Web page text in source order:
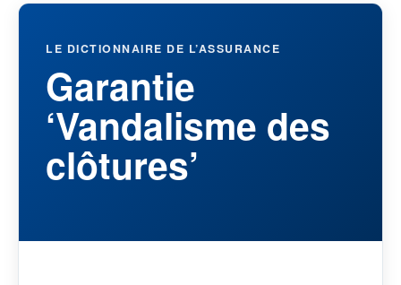
LE DICTIONNAIRE DE L’ASSURANCE
Garantie
‘Vandalisme des
clôtures’